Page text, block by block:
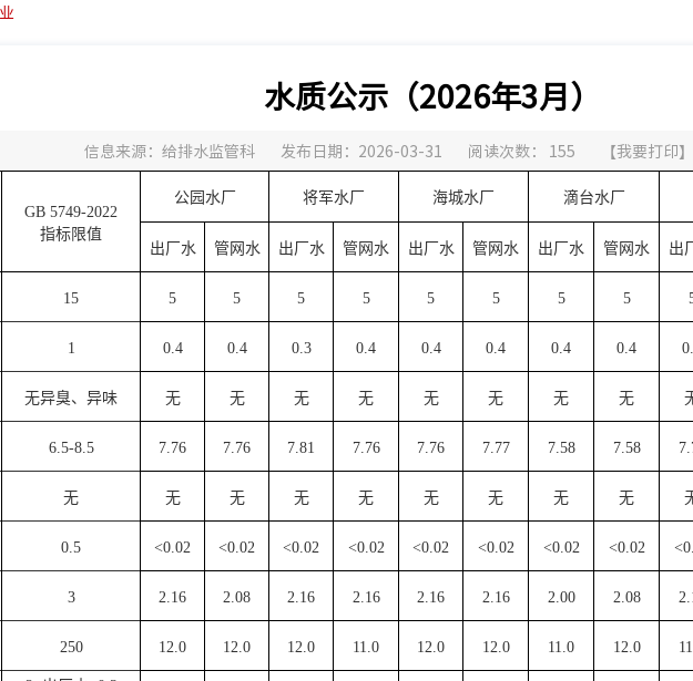
水质公示（2026年3月）
信息来源：给排水监管科 发布日期：2026-03-31 阅读次数： 155 【我要打印】
GB 5749-2022
指标限值
公园水厂 将军水厂 海城水厂 滴台水厂
出厂水 管网水 出厂水 管网水 出厂水 管网水 出厂水 管网水 出
15 5 5 5 5 5 5 5 5
1 0.4 0.4 0.3 0.4 0.4 0.4 0.4 0.4
无异臭、异味 无 无 无 无 无 无 无 无
6.5-8.5 7.76 7.76 7.81 7.76 7.76 7.77 7.58 7.58
无 无 无 无 无 无 无 无 无
0.5 <0.02 <0.02 <0.02 <0.02 <0.02 <0.02 <0.02 <0.02
3 2.16 2.08 2.16 2.16 2.16 2.16 2.00 2.08
250 12.0 12.0 12.0 11.0 12.0 12.0 11.0 12.0